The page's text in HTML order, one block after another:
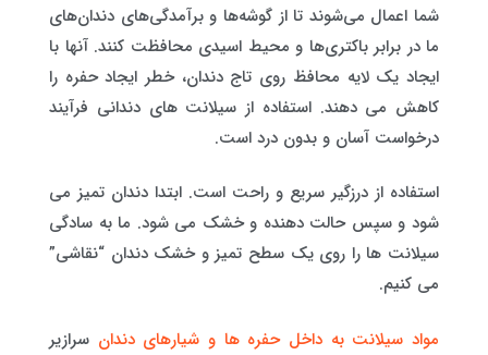
شما اعمال می‌شوند تا از گوشه‌ها و برآمدگی‌های دندان‌های
ما در برابر باکتری‌ها و محیط اسیدی محافظت کنند. آنها با
ایجاد یک لایه محافظ روی تاج دندان، خطر ایجاد حفره را
کاهش می دهند. استفاده از سیلانت های دندانی فرآیند
درخواست آسان و بدون درد است.
استفاده از درزگیر سریع و راحت است. ابتدا دندان تمیز می
شود و سپس حالت دهنده و خشک می شود. ما به سادگی
سیلانت ها را روی یک سطح تمیز و خشک دندان “نقاشی”
می کنیم.
مواد سیلانت به داخل حفره ها و شیارهای دندان سرازیر